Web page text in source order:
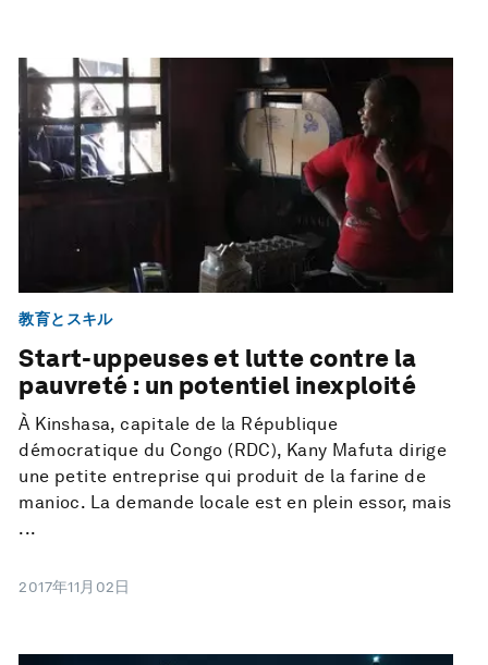
教育とスキル
Start-uppeuses et lutte contre la
pauvreté : un potentiel inexploité
À Kinshasa, capitale de la République
démocratique du Congo (RDC), Kany Mafuta dirige
une petite entreprise qui produit de la farine de
manioc. La demande locale est en plein essor, mais
...
2017年11月02日